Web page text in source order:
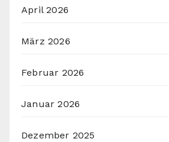
April 2026
März 2026
Februar 2026
Januar 2026
Dezember 2025